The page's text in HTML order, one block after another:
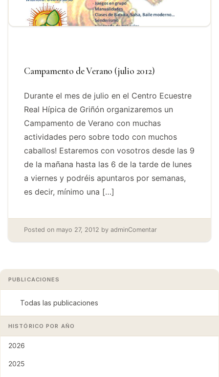
Campamento de Verano (julio 2012)
Durante el mes de julio en el Centro Ecuestre
Real Hípica de Griñón organizaremos un
Campamento de Verano con muchas
actividades pero sobre todo con muchos
caballos! Estaremos con vosotros desde las 9
de la mañana hasta las 6 de la tarde de lunes
a viernes y podréis apuntaros por semanas,
es decir, mínimo una […]
Posted on mayo 27, 2012 by adminComentar
PUBLICACIONES
Todas las publicaciones
HISTÓRICO POR AÑO
2026
2025